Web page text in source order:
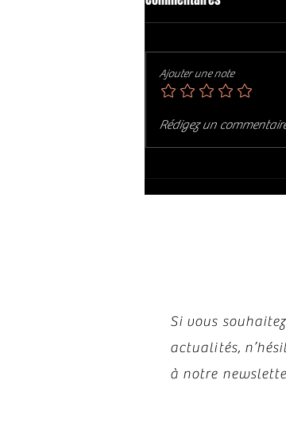
HOWARD AND THE
ROSA'S LOUNGE (2014)
Ajouter une note
Rédigez un
Si vous
actualités,
à notre